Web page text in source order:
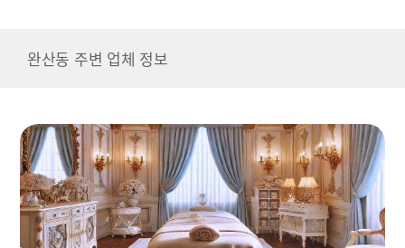
완산동 주변 업체 정보